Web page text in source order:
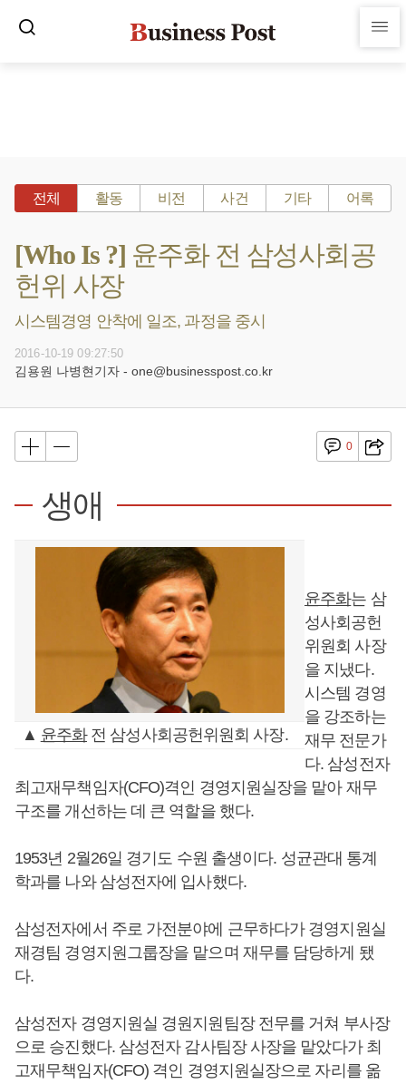
전체 활동 비전 사건 기타 어록
[Who Is ?] 윤주화 전 삼성사회공
헌위 사장
시스템경영 안착에 일조, 과정을 중시
2016-10-19 09:27:50
김용원 나병현기자 - one@businesspost.co.kr
0
생애
▲ 윤주화전 삼성사회공헌위원회 사장.
윤주화는 삼
성사회공헌
위원회 사장
을 지냈다.
시스템 경영
을 강조하는
재무 전문가
다. 삼성전자
최고재무책임자(CFO)격인 경영지원실장을 맡아 재무
구조를 개선하는 데 큰 역할을 했다.
1953년 2월26일 경기도 수원 출생이다. 성균관대 통계
학과를 나와 삼성전자에 입사했다.
삼성전자에서 주로 가전분야에 근무하다가 경영지원실
재경팀 경영지원그룹장을 맡으며 재무를 담당하게 됐
다.
삼성전자 경영지원실 경원지원팀장 전무를 거쳐 부사장
으로 승진했다. 삼성전자 감사팀장 사장을 맡았다가 최
고재무책임자(CFO) 격인 경영지원실장으로 자리를 옮